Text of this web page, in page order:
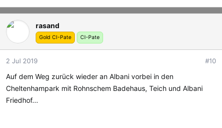
rasand
Gold CI-Pate CI-Pate
2 Jul 2019 #10
Auf dem Weg zurück wieder an Albani vorbei in den
Cheltenhampark mit Rohnschem Badehaus, Teich und Albani
Friedhof...